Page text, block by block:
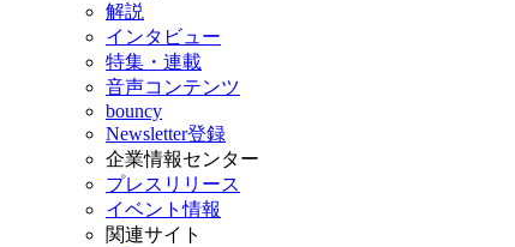
解説
インタビュー
特集・連載
音声コンテンツ
bouncy
Newsletter登録
企業情報センター
プレスリリース
イベント情報
関連サイト